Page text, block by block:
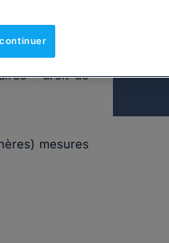
- droit de
mesures